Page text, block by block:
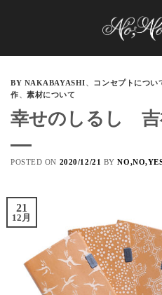
BY NAKABAYASHI、 コンセプトについ
作、素材について
幸せのしるし 吉
POSTED ON 2020/12/21 BY
21
12月